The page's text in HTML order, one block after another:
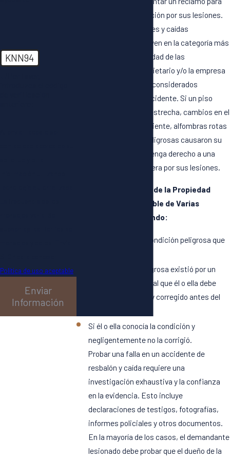
buscar una compensación por sus lesiones.
Los casos de resbalones y caídas
generalmente se incluyen en la categoría más
amplia de responsabilidad de las
instalaciones, y el propietario y/o la empresa
de gestión pueden ser considerados
responsables de su accidente. Si un piso
mojado, una escalera estrecha, cambios en el
piso, iluminación deficiente, alfombras rotas
u otras condiciones peligrosas causaron su
caída, es posible que tenga derecho a una
compensación financiera por sus lesiones.
El Dueño O Poseedor de la Propiedad
Puede Ser Responsable de Varias
Situaciones, Incluyendo:
Si él o ella creó la condición peligrosa que
Si la condición peligrosa existió por un
período de tiempo tal que él o ella debe
haber descubierto y corregido antes del
Si él o ella conocía la condición y
negligentemente no la corrigió.
Probar una falla en un accidente de
resbalón y caída requiere una
investigación exhaustiva y la confianza
en la evidencia. Esto incluye
declaraciones de testigos, fotografías,
informes policiales y otros documentos.
En la mayoría de los casos, el demandante
lesionado debe probar que el dueño de la
KNN94
Política de uso aceptable
Enviar
Información